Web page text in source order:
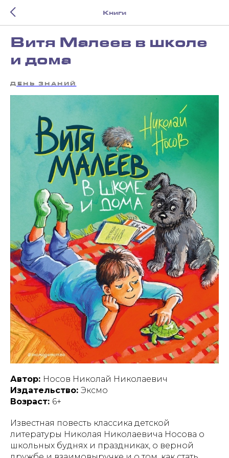
Книги
Витя Малеев в школе
и дома
ДЕНЬ ЗНАНИЙ
Автор: Носов Николай Николаевич
Издательство: Эксмо
Возраст: 6+
Известная повесть классика детской
литературы Николая Николаевича Носова о
школьных буднях и праздниках, о верной